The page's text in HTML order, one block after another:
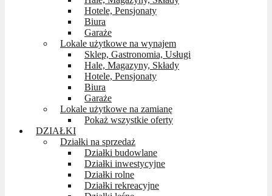
Hotele, Pensjonaty
Biura
Garaże
Lokale użytkowe na wynajem
Sklep, Gastronomia, Usługi
Hale, Magazyny, Składy
Hotele, Pensjonaty
Biura
Garaże
Lokale użytkowe na zamianę
Pokaż wszystkie oferty
DZIAŁKI
Działki na sprzedaż
Działki budowlane
Działki inwestycyjne
Działki rolne
Działki rekreacyjne